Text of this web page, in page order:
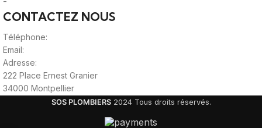
CONTACTEZ NOUS
Téléphone:
Email:
Adresse:
222 Place Ernest Granier
34000 Montpellier
SOS PLOMBIERS 2024 Tous droits réservés.